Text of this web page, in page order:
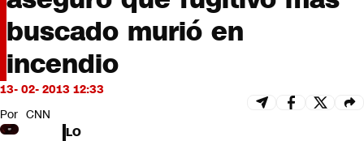
Servicios
Bits
CNN tiempo
Futuro 360
buscado murió en
incendio
13- 02- 2013 12:33
Por CNN
LO